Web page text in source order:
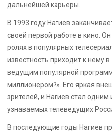
дальнейшей карьеры.
В 1993 году Нагиев
своей первой работе в кино.
ролях в популярных
известность приходит к нему в
ведущим популярной
миллионером?». Его яркая
зрителей, и Нагиев стал
узнаваемых телеведущих
В последующие годы Нагиев